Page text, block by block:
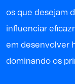
os que desejam
influenciar
em desenvolver
dominando os